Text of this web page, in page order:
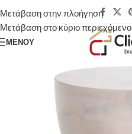
Μετάβαση στην πλοήγηση
Μετάβαση στο κύριο περιεχόμενο
ΜΕΝΟΎ